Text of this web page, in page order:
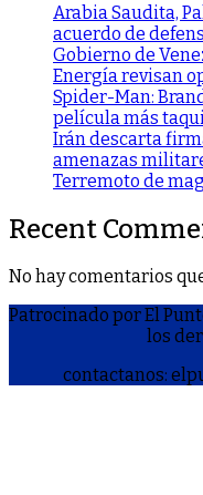
Arabia Saudita,
acuerdo de
Gobierno de
Energía revisan
Spider-Man:
película más
Irán descarta
amenazas
Terremoto de
Recent
No hay comentarios
Patrocinado por El
los
contactanos: